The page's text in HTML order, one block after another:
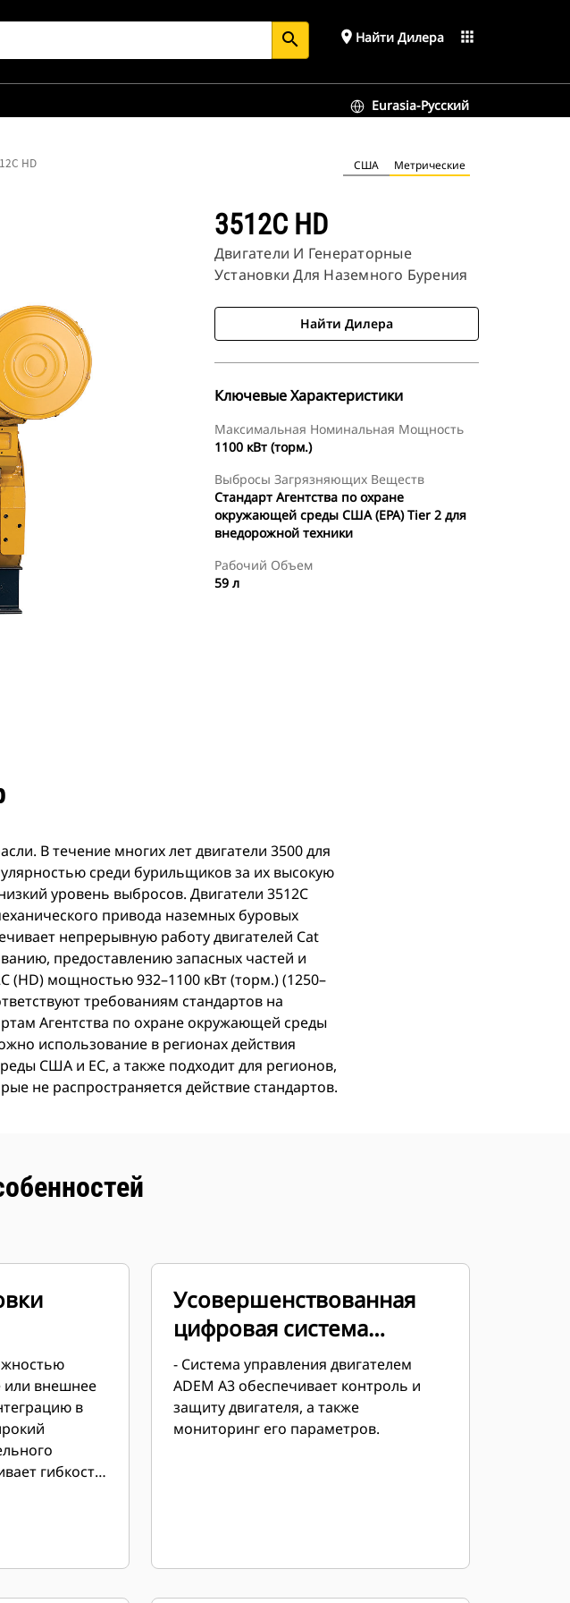
search place Найти Дилера apps
Eurasia-Русский
HD США Метрические
3512C HD
Двигатели И Генераторные
Установки Для Наземного Бурения
Найти Дилера
Ключевые Характеристики
Максимальная Номинальная Мощность
1100 кВт (торм.)
Выбросы Загрязняющих Веществ
Стандарт Агентства по охране
окружающей среды США (EPA) Tier 2 для
внедорожной техники
Рабочий Объем
59 л
В течение многих лет двигатели 3500 для
среди бурильщиков за их высокую
уровень выбросов. Двигатели 3512C
привода наземных буровых
непрерывную работу двигателей Cat
предоставлению запасных частей и
(HD) мощностью 932–1100 кВт (торм.) (1250–
требованиям стандартов на
Агентства по охране окружающей среды
использование в регионах действия
США и ЕС, а также подходит для регионов,
не распространяется действие стандартов.
или внешнее
в
гибкость
его
Усовершенствованная
цифровая система
управления двигателем
- Система управления двигателем
ADEM A3 обеспечивает контроль и
защиту двигателя, а также
мониторинг его параметров.